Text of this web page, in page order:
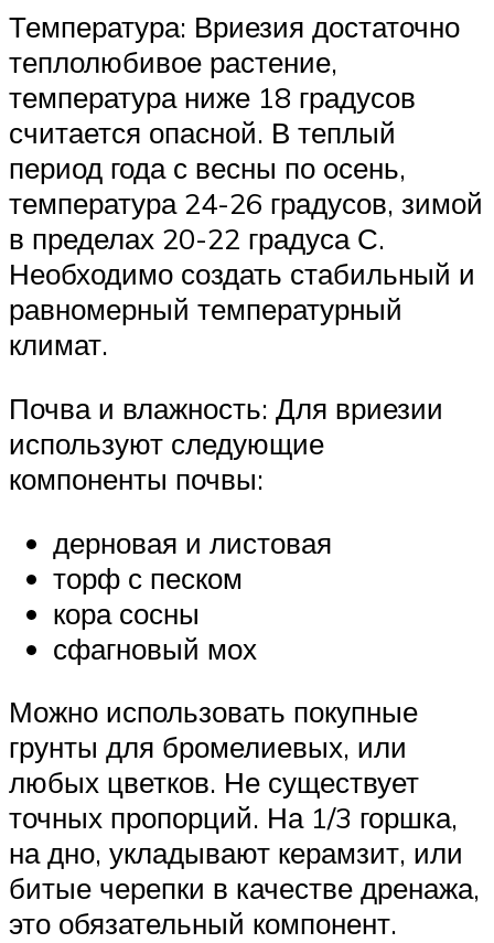
Температура: Вриезия достаточно
теплолюбивое растение,
температура ниже 18 градусов
считается опасной. В теплый
период года с весны по осень,
температура 24-26 градусов, зимой
в пределах 20-22 градуса С.
Необходимо создать стабильный и
равномерный температурный
климат.
Почва и влажность: Для вриезии
используют следующие
компоненты почвы:
дерновая и листовая
торф с песком
кора сосны
сфагновый мох
Можно использовать покупные
грунты для бромелиевых, или
любых цветков. Не существует
точных пропорций. На 1/3 горшка,
на дно, укладывают керамзит, или
битые черепки в качестве дренажа,
это обязательный компонент.